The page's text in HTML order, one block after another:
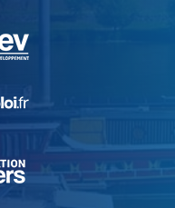
, Ouvre une nouvelle